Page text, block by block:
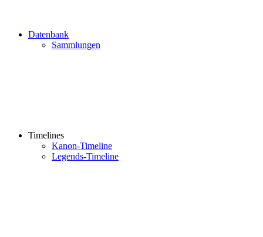
Datenbank
Sammlungen
Timelines
Kanon-Timeline
Legends-Timeline